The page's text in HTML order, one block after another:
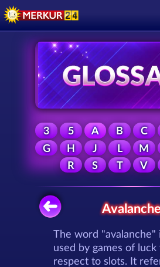
3 5 A B C
G
H J L M
R
S T V
The word "avalanche"
used by games of luck
respect to slots. It